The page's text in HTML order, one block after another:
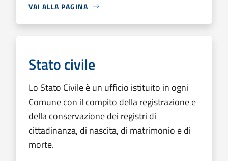
VAI ALLA PAGINA
Stato civile
Lo Stato Civile è un ufficio istituito in ogni
Comune con il compito della registrazione e
della conservazione dei registri di
cittadinanza, di nascita, di matrimonio e di
morte.